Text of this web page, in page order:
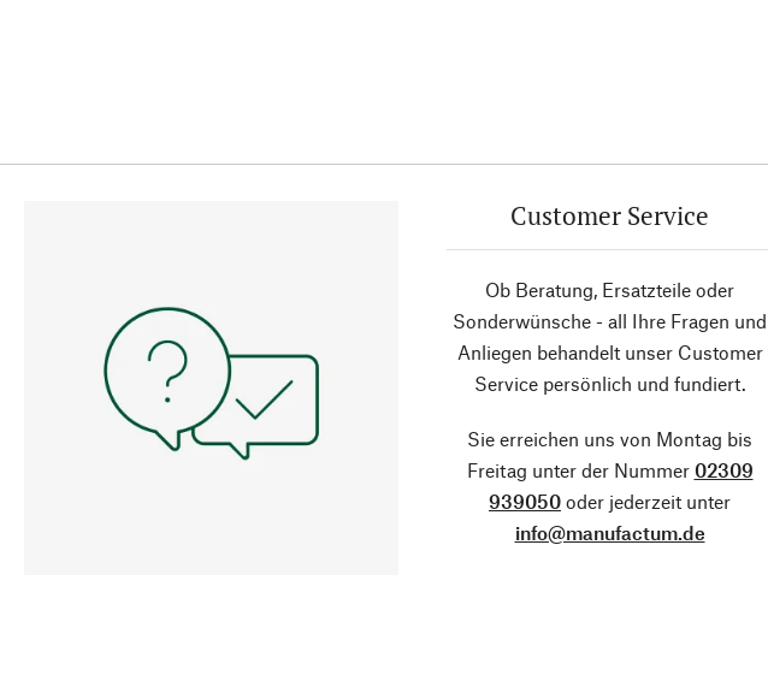
Customer Service
Ob Beratung, Ersatzteile oder
Sonderwünsche - all Ihre Fragen und
Anliegen behandelt unser Customer
Service persönlich und fundiert.
Sie erreichen uns von Montag bis
Freitag unter der Nummer 02309
939050 oder jederzeit unter
info@manufactum.de